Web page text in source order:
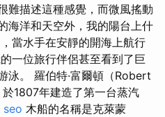
難描述這種感覺，而微風搖動
海洋和天空外，我的陽台上什
當水手在安靜的開海上航行
一位旅行伴侶甚至看到了巨
泳。 羅伯特·富爾頓（Robert
1807年建造了第一台蒸汽
seo 木船的名稱是克萊蒙